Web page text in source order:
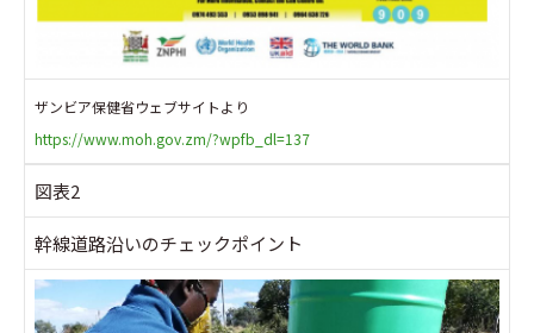
ザンビア保健省ウェブサイトより
https://www.moh.gov.zm/?wpfb_dl=137
図表2
幹線道路沿いのチェックポイント